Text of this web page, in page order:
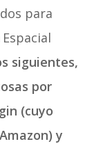
para
siguientes,
por
(cuyo
y